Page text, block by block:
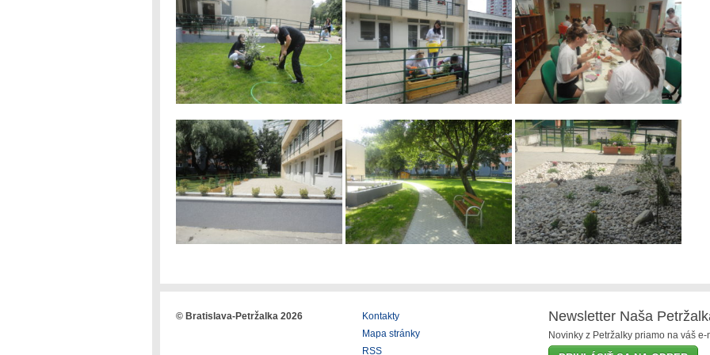
© Bratislava-Petržalka 2026
Kontakty
Mapa stránky
RSS
Newsletter Naša
Novinky z Petržalky priamo na váš e-